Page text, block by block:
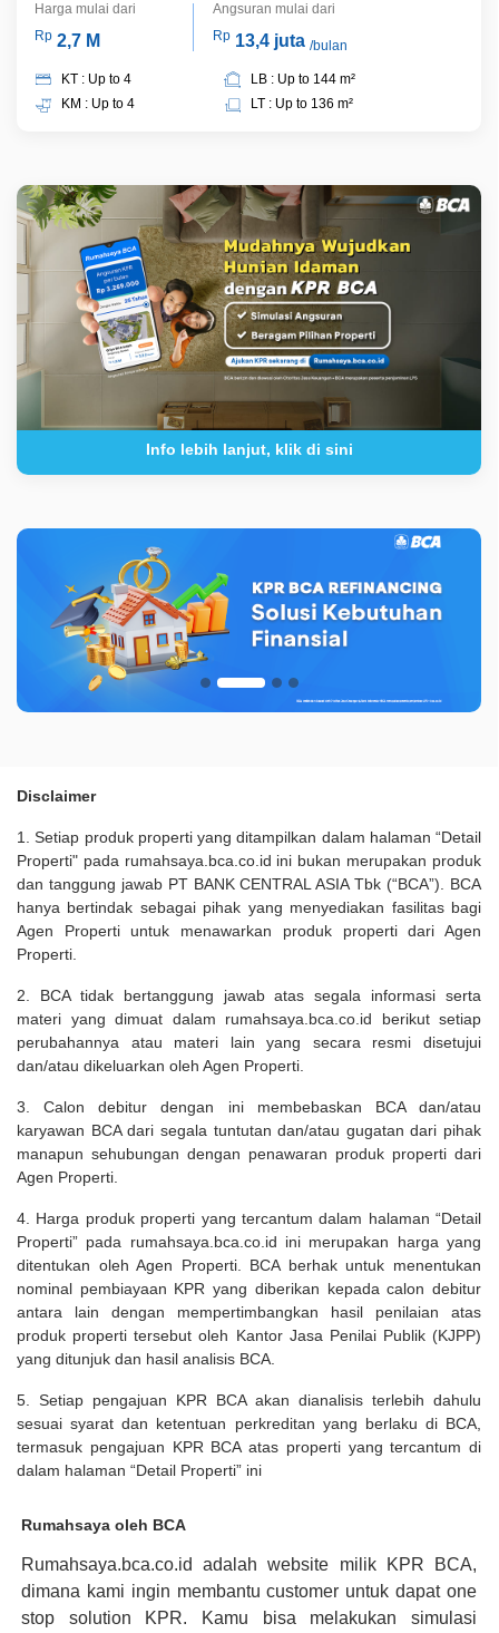
Harga mulai dari
Rp 2,7 M
Angsuran mulai dari
Rp 13,4 juta /bulan
KT : Up to 4
KM : Up to 4
LB : Up to 144 m²
LT : Up to 136 m²
Info lebih lanjut, klik di sini
Disclaimer
1. Setiap produk properti yang ditampilkan dalam halaman “Detail
Properti" pada rumahsaya.bca.co.id ini bukan merupakan produk
dan tanggung jawab PT BANK CENTRAL ASIA Tbk (“BCA”). BCA
hanya bertindak sebagai pihak yang menyediakan fasilitas bagi
Agen Properti untuk menawarkan produk properti dari Agen
Properti.
2. BCA tidak bertanggung jawab atas segala informasi serta
materi yang dimuat dalam rumahsaya.bca.co.id berikut setiap
perubahannya atau materi lain yang secara resmi disetujui
dan/atau dikeluarkan oleh Agen Properti.
3. Calon debitur dengan ini membebaskan BCA dan/atau
karyawan BCA dari segala tuntutan dan/atau gugatan dari pihak
manapun sehubungan dengan penawaran produk properti dari
Agen Properti.
4. Harga produk properti yang tercantum dalam halaman “Detail
Properti” pada rumahsaya.bca.co.id ini merupakan harga yang
ditentukan oleh Agen Properti. BCA berhak untuk menentukan
nominal pembiayaan KPR yang diberikan kepada calon debitur
antara lain dengan mempertimbangkan hasil penilaian atas
produk properti tersebut oleh Kantor Jasa Penilai Publik (KJPP)
yang ditunjuk dan hasil analisis BCA.
5. Setiap pengajuan KPR BCA akan dianalisis terlebih dahulu
sesuai syarat dan ketentuan perkreditan yang berlaku di BCA,
termasuk pengajuan KPR BCA atas properti yang tercantum di
dalam halaman “Detail Properti” ini
Rumahsaya oleh BCA
Rumahsaya.bca.co.id adalah website milik KPR BCA,
dimana kami ingin membantu customer untuk dapat one
stop solution KPR. Kamu bisa melakukan simulasi